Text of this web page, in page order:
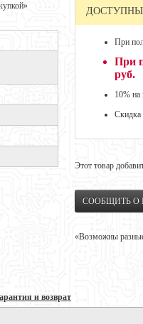
При
При
руб.
10% на
Этот товар
СООБЩИТЬ О
«Возможны разные
и возврат